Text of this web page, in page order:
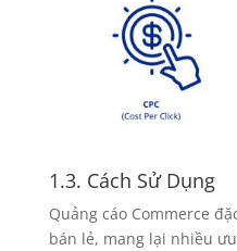
1.3. Cách Sử Dụng
Quảng cáo Commerce
bán lẻ, mang lại nhiều